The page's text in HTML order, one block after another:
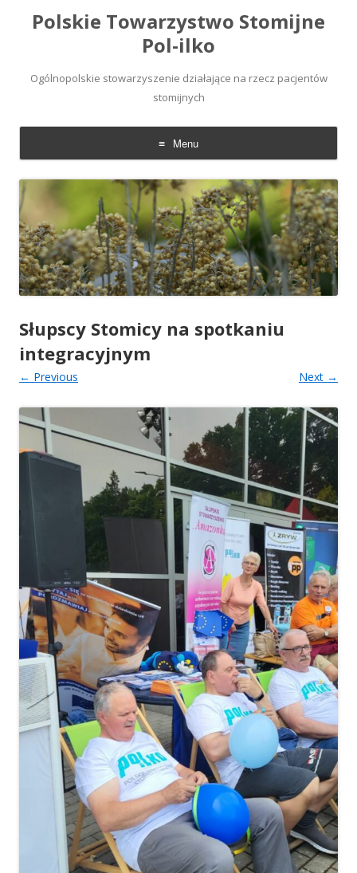
Polskie Towarzystwo Stomijne
Pol-ilko
Ogólnopolskie stowarzyszenie działające na rzecz pacjentów
stomijnych
Menu
Skip
to
content
Słupscy Stomicy na spotkaniu
integracyjnym
← Previous Next →